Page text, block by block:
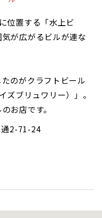
位置する「水上ビ
が広がるビルが連な
のがクラフトビール
ズブリュワリー）」。
お店です。
2-71-24